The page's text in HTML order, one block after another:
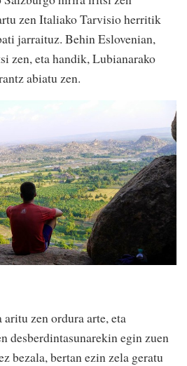
zen Italiako Tarvisio herritik
jarraituz. Behin Eslovenian,
zen, eta handik, Lubianarako
abiatu zen.
zen ordura arte, eta
desberdintasunarekin egin zuen
bezala, bertan ezin zela geratu